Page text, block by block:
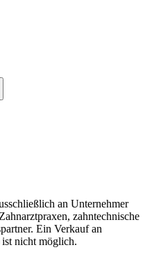
an Unternehmer
zahntechnische
Ein Verkauf an
ist nicht möglich.